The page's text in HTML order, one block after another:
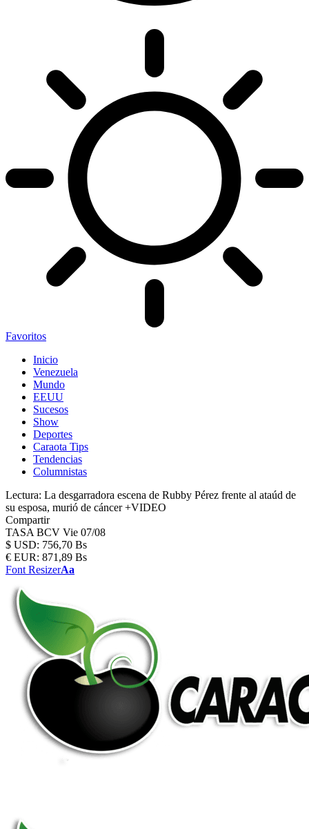
Favoritos
Inicio
Venezuela
Mundo
EEUU
Sucesos
Show
Deportes
Caraota Tips
Tendencias
Columnistas
Lectura: La desgarradora escena de Rubby Pérez frente al ataúd de
su esposa, murió de cáncer +VIDEO
Compartir
TASA BCV Vie 07/08
$ USD: 756,70 Bs
€ EUR: 871,89 Bs
Font ResizerAa